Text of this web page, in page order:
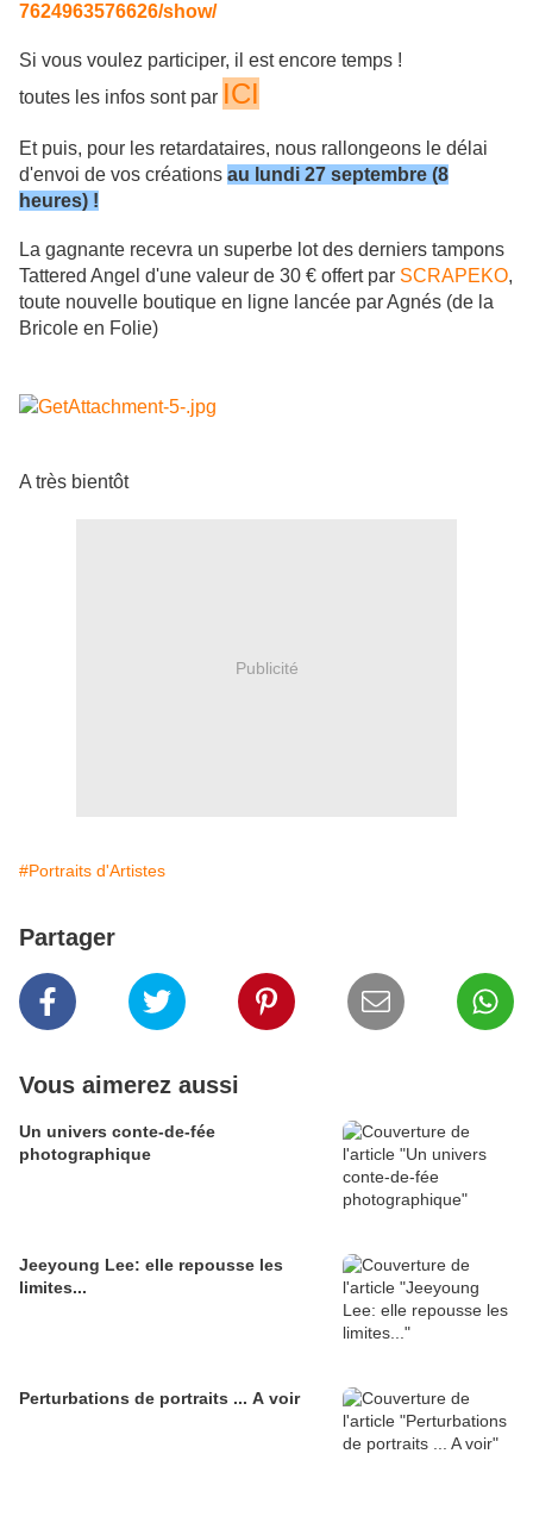
7624963576626/show/
Si vous voulez participer, il est encore temps !
toutes les infos sont par ICI
Et puis, pour les retardataires, nous rallongeons le délai
d'envoi de vos créations au lundi 27 septembre (8
heures) !
La gagnante recevra un superbe lot des derniers tampons
Tattered Angel d'une valeur de 30 € offert par SCRAPEKO,
toute nouvelle boutique en ligne lancée par Agnés (de la
Bricole en Folie)
A très bientôt
Publicité
#Portraits d'Artistes
Partager
Vous aimerez aussi
Un univers conte-de-fée
photographique
Jeeyoung Lee: elle repousse les
limites...
Perturbations de portraits ... A voir